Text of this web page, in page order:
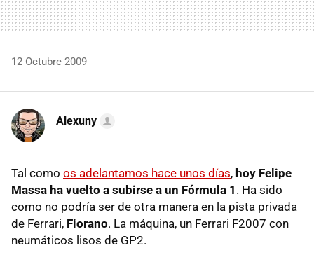
12 Octubre 2009
Alexuny
Tal como os adelantamos hace unos días, hoy Felipe
Massa ha vuelto a subirse a un Fórmula 1 . Ha sido
como no podría ser de otra manera en la pista privada
de Ferrari, Fiorano. La máquina, un Ferrari F2007 con
neumáticos lisos de GP2.